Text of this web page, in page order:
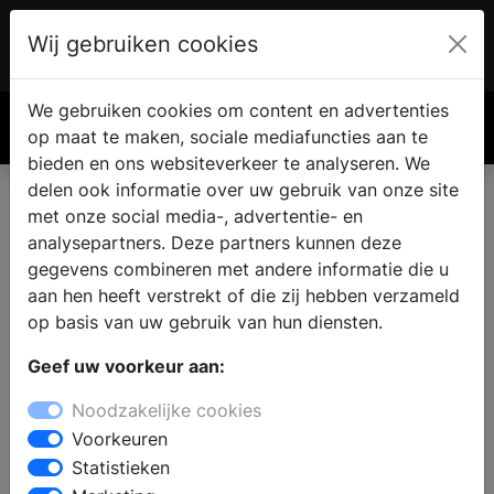
€ 0.00
Wij gebruiken cookies
We gebruiken cookies om content en advertenties
op maat te maken, sociale mediafuncties aan te
bieden en ons websiteverkeer te analyseren. We
delen ook informatie over uw gebruik van onze site
met onze social media-, advertentie- en
analysepartners. Deze partners kunnen deze
gegevens combineren met andere informatie die u
aan hen heeft verstrekt of die zij hebben verzameld
op basis van uw gebruik van hun diensten.
Geef uw voorkeur aan:
Noodzakelijke cookies
Voorkeuren
Statistieken